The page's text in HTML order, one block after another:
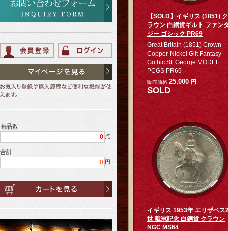
商品数
0 点
合計
0 円
【SOLD】イギリス (1851) ク
ラウン 白銅貨ギルト ファン
ジー ゴシック PR69
Great Britain (1851) Crown
Copper-Nickel Gilt Fantasy
Gothic St. George MODEL
PCGS PR69
販売価格 25,000 円
SOLD
イギリス 1953年 エリザベス
世 戴冠記念 白銅貨 クラウン
NGC MS64